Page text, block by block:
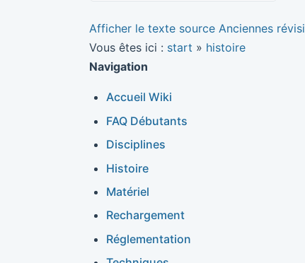
Afficher le texte source Anciennes
Vous êtes ici : start » histoire
Navigation
Accueil Wiki
FAQ Débutants
Disciplines
Histoire
Matériel
Rechargement
Réglementation